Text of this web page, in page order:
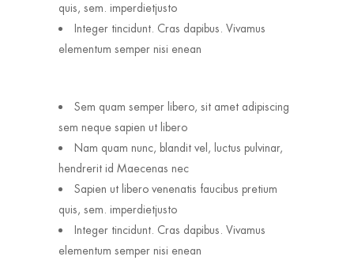
quis, sem. imperdietjusto
Integer tincidunt. Cras dapibus. Vivamus
elementum semper nisi enean
Sem quam semper libero, sit amet adipiscing
sem neque sapien ut libero
Nam quam nunc, blandit vel, luctus pulvinar,
hendrerit id Maecenas nec
Sapien ut libero venenatis faucibus pretium
quis, sem. imperdietjusto
Integer tincidunt. Cras dapibus. Vivamus
elementum semper nisi enean